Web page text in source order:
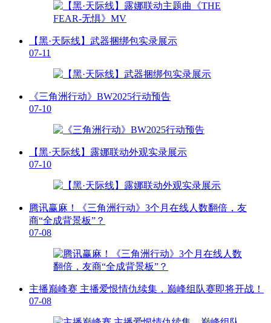
【黑·天际线】武器捆绑包实录展示
07-11
《三角洲行动》BW2025行动预告
07-10
【黑·天际线】露娜联动外观实录展示
07-10
腾讯赢麻！《三角洲行动》3个月在线人数翻倍，友
商“全成背景板”？
07-08
主播巅峰赛 主播爱恨情仇续集，巅峰组队赛即将开战！
07-08